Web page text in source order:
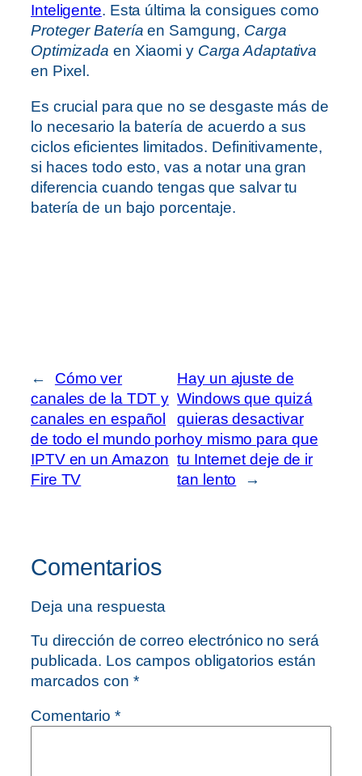
Inteligente. Esta última la consigues como
Proteger Batería en Samgung, Carga
Optimizada en Xiaomi yCarga Adaptativa
en Pixel.
Es crucial para que no se desgaste más de
lo necesario la batería de acuerdo a sus
ciclos eficientes limitados. Definitivamente,
si haces todo esto, vas a notar una gran
diferencia cuando tengas que salvar tu
batería de un bajo porcentaje.
←
Cómo ver
canales de la TDT y
canales en español
de todo el mundo por
IPTV en un Amazon
Fire TV
Hay un ajuste de
Windows que quizá
quieras desactivar
hoy mismo para que
tu Internet deje de ir
tan lento
→
Comentarios
Deja una respuesta
Tu dirección de correo electrónico no será
publicada. Los campos obligatorios están
marcados con *
Comentario *